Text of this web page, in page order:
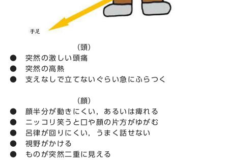
（頭）
● 突然の激しい頭痛
● 突然の高熱
● 支えなしで立てないぐらい急にふらつく
（顔）
● 顔半分が動きにくい，あるいは痺れる
● ニッコリ笑うと口や顔の片方がゆがむ
● 呂律が回りにくい，うまく話せない
● 視野がかける
● ものが突然二重に見える